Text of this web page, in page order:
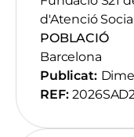
d'Atenció
POBLACIÓ
Barcelona
Publicat:
REF: